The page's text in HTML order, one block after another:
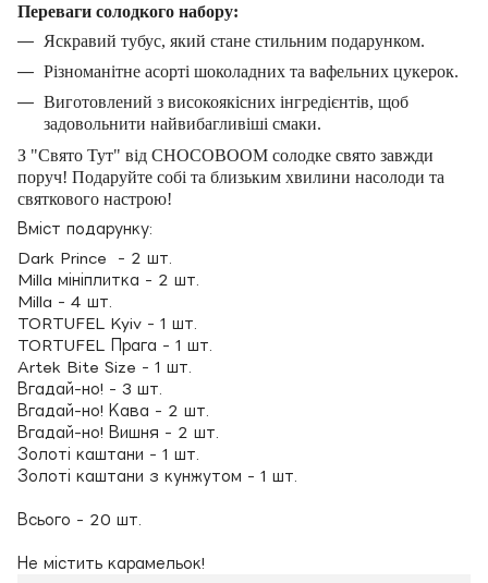
Переваги солодкого набору:
Яскравий тубус, який стане стильним подарунком.
Різноманітне асорті шоколадних та вафельних цукерок.
Виготовлений з високоякісних інгредієнтів, щоб
задовольнити найвибагливіші смаки.
З "Свято Тут" від CHOCOBOOM солодке свято завжди
поруч! Подаруйте собі та близьким хвилини насолоди та
святкового настрою!
Вміст подарунку:
Dark Prince - 2 шт.
Milla мініплитка - 2 шт.
Milla - 4 шт.
TORTUFEL Kyiv - 1 шт.
TORTUFEL Прага - 1 шт.
Artek Bite Size - 1 шт.
Вгадай-но! - 3 шт.
Вгадай-но! Кава - 2 шт.
Вгадай-но! Вишня - 2 шт.
Золоті каштани - 1 шт.
Золоті каштани з кунжутом - 1 шт.
Всього - 20 шт.
Не містить карамельок!